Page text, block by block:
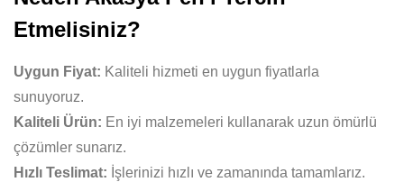
Etmelisiniz?
Uygun Fiyat: Kaliteli hizmeti en uygun fiyatlarla
sunuyoruz.
Kaliteli Ürün: En iyi malzemeleri kullanarak uzun ömürlü
çözümler sunarız.
Hızlı Teslimat: İşlerinizi hızlı ve zamanında tamamlarız.